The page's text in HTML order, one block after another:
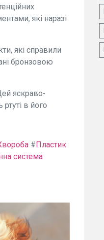
які наразі
які справили
бронзовою
яскраво-
в його
#Пластик
система